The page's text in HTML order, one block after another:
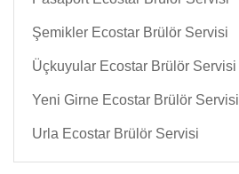
Şemikler Ecostar Brülör Servisi
Üçkuyular Ecostar Brülör Servisi
Yeni Girne Ecostar Brülör Servisi
Urla Ecostar Brülör Servisi